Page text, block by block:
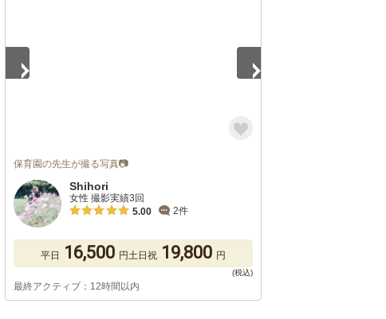
保育園の先生が撮る写真📷
Shihori
女性 撮影実績3回
5.00
2件
平日 16,500 円土日祝 19,800 円
最終アクティブ：12時間以内